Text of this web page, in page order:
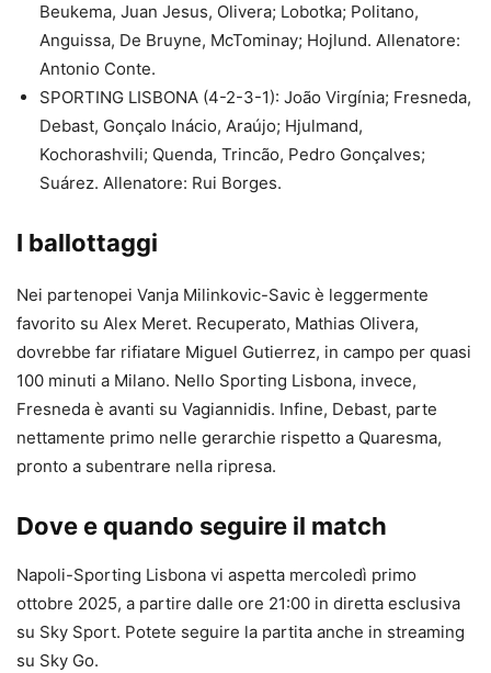
Beukema, Juan Jesus, Olivera; Lobotka; Politano,
Anguissa, De Bruyne, McTominay; Hojlund. Allenatore:
Antonio Conte.
SPORTING LISBONA (4-2-3-1): João Virgínia; Fresneda,
Debast, Gonçalo Inácio, Araújo; Hjulmand,
Kochorashvili; Quenda, Trincão, Pedro Gonçalves;
Suárez. Allenatore: Rui Borges.
I ballottaggi
Nei partenopei Vanja Milinkovic-Savic è leggermente
favorito su Alex Meret. Recuperato, Mathias Olivera,
dovrebbe far rifiatare Miguel Gutierrez, in campo per quasi
100 minuti a Milano. Nello Sporting Lisbona, invece,
Fresneda è avanti su Vagiannidis. Infine, Debast, parte
nettamente primo nelle gerarchie rispetto a Quaresma,
pronto a subentrare nella ripresa.
Dove e quando seguire il match
Napoli-Sporting Lisbona vi aspetta mercoledì primo
ottobre 2025, a partire dalle ore 21:00 in diretta esclusiva
su Sky Sport. Potete seguire la partita anche in streaming
su Sky Go.